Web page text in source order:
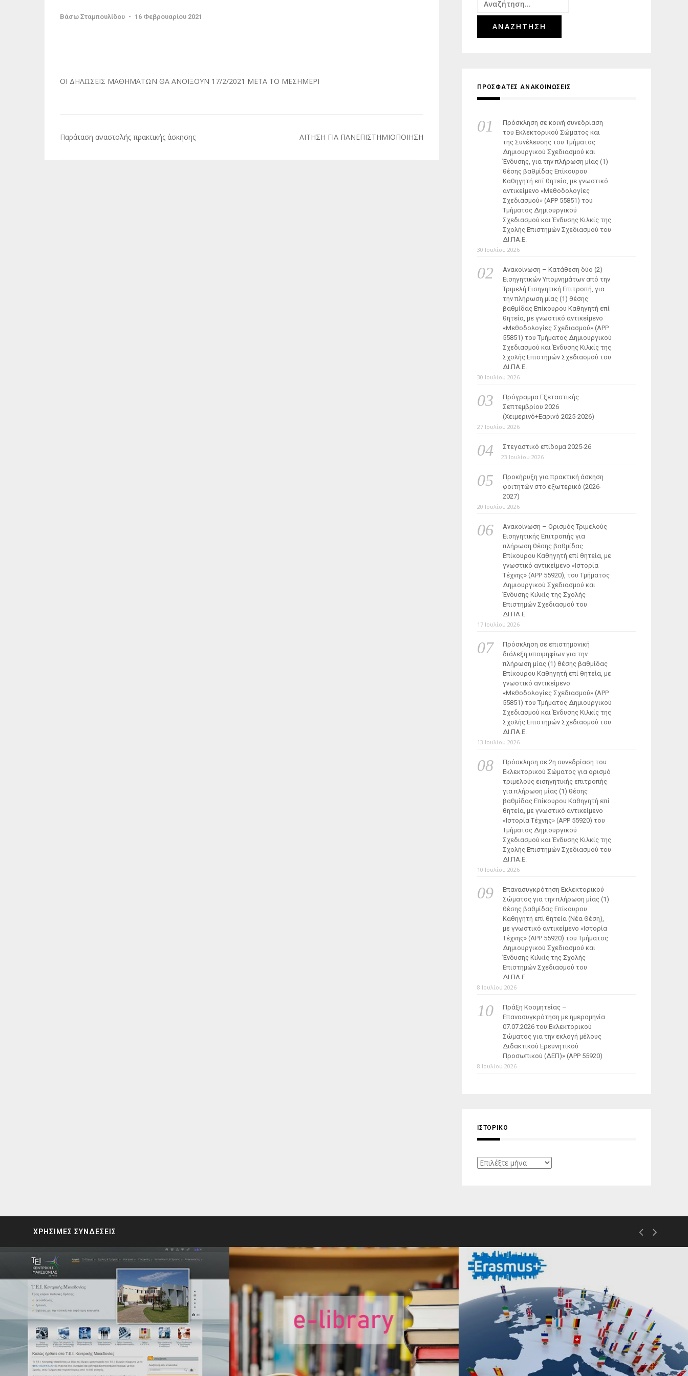
Βάσω Σταμπουλίδου - 16 Φεβρουαρίου 2021
ΟΙ ΔΗΛΩΣΕΙΣ ΜΑΘΗΜΑΤΩΝ ΘΑ ΑΝΟΙΞΟΥΝ 17/2/2021 ΜΕΤΑ ΤΟ ΜΕΣΗΜΕΡΙ
Πλοήγηση
Παράταση αναστολής πρακτικής άσκησης ΑΙΤΗΣΗ ΓΙΑ ΠΑΝΕΠΙΣΤΗΜΙΟΠΟΙΗΣΗ
για:
ΠΡΟΣΦΑΤΕΣ ΑΝΑΚΟΙΝΩΣΕΙΣ
Πρόσκληση σε κοινή συνεδρίαση
του Εκλεκτορικού Σώματος και
της Συνέλευσης του Τμήματος
Δημιουργικού Σχεδιασμού και
Ένδυσης, για την πλήρωση μίας (1)
θέσης βαθμίδας Επίκουρου
Καθηγητή επί θητεία, με γνωστικό
αντικείμενο «Μεθοδολογίες
Σχεδιασμού» (ΑΡΡ 55851) του
Τμήματος Δημιουργικού
Σχεδιασμού και Ένδυσης Κιλκίς της
Σχολής Επιστημών Σχεδιασμού του
ΔΙ.ΠΑ.Ε.
30 Ιουλίου 2026
Ανακοίνωση – Κατάθεση δύο (2)
Εισηγητικών Υπομνημάτων από την
Τριμελή Εισηγητική Επιτροπή, για
την πλήρωση μίας (1) θέσης
βαθμίδας Επίκουρου Καθηγητή επί
θητεία, με γνωστικό αντικείμενο
«Μεθοδολογίες Σχεδιασμού» (ΑΡΡ
55851) του Τμήματος Δημιουργικού
Σχεδιασμού και Ένδυσης Κιλκίς της
Σχολής Επιστημών Σχεδιασμού του
ΔΙ.ΠΑ.Ε.
30 Ιουλίου 2026
Πρόγραμμα Εξεταστικής
Σεπτεμβρίου 2026
(Χειμερινό+Εαρινό 2025-2026)
27 Ιουλίου 2026
Στεγαστικό επίδομα 2025-26
23 Ιουλίου 2026
Προκήρυξη για πρακτική άσκηση
φοιτητών στο εξωτερικό (2026-
2027)
20 Ιουλίου 2026
Ανακοίνωση – Ορισμός Τριμελούς
Εισηγητικής Επιτροπής για
πλήρωση θέσης βαθμίδας
Επίκουρου Καθηγητή επί θητεία, με
γνωστικό αντικείμενο «Ιστορία
Τέχνης» (ΑΡΡ 55920), του Τμήματος
Δημιουργικού Σχεδιασμού και
Ένδυσης Κιλκίς της Σχολής
Επιστημών Σχεδιασμού του
ΔΙ.ΠΑ.Ε.
17 Ιουλίου 2026
Πρόσκληση σε επιστημονική
διάλεξη υποψηφίων για την
πλήρωση μίας (1) θέσης βαθμίδας
Επίκουρου Καθηγητή επί θητεία, με
γνωστικό αντικείμενο
«Μεθοδολογίες Σχεδιασμού» (ΑΡΡ
55851) του Τμήματος Δημιουργικού
Σχεδιασμού και Ένδυσης Κιλκίς της
Σχολής Επιστημών Σχεδιασμού του
ΔΙ.ΠΑ.Ε.
13 Ιουλίου 2026
Πρόσκληση σε 2η συνεδρίαση του
Εκλεκτορικού Σώματος για ορισμό
τριμελούς εισηγητικής επιτροπής
για πλήρωση μίας (1) θέσης
βαθμίδας Επίκουρου Καθηγητή επί
θητεία, με γνωστικό αντικείμενο
«Ιστορία Τέχνης» (ΑΡΡ 55920) του
Τμήματος Δημιουργικού
Σχεδιασμού και Ένδυσης Κιλκίς της
Σχολής Επιστημών Σχεδιασμού του
ΔΙ.ΠΑ.Ε.
10 Ιουλίου 2026
Επανασυγκρότηση Εκλεκτορικού
Σώματος για την πλήρωση μίας (1)
θέσης βαθμίδας Επίκουρου
Καθηγητή επί θητεία (Νέα Θέση),
με γνωστικό αντικείμενο «Ιστορία
Τέχνης» (ΑΡΡ 55920) του Τμήματος
Δημιουργικού Σχεδιασμού και
Ένδυσης Κιλκίς της Σχολής
Επιστημών Σχεδιασμού του
ΔΙ.ΠΑ.Ε.
8 Ιουλίου 2026
Πράξη Κοσμητείας –
Επανασυγκρότηση με ημερομηνία
07.07.2026 του Εκλεκτορικού
Σώματος για την εκλογή μέλους
Διδακτικού Ερευνητικού
Προσωπικού (ΔΕΠ)» (APP 55920)
8 Ιουλίου 2026
ΙΣΤΟΡΙΚΌ
Ιστορικό
ΧΡΗΣΙΜΕΣ ΣΥΝΔΕΣΕΙΣ